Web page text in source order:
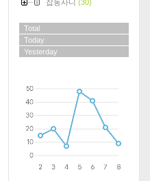
잡동사니 (30)
Total
Today
Yesterday